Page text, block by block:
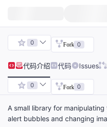
0 Fork 0
代码介绍 代码 Issues
0 Fork 0
A small library for
alert bubbles and changing